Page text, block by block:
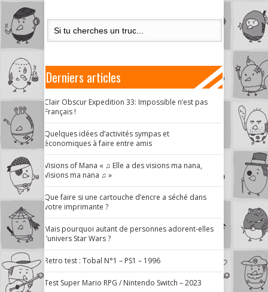
Derniers articles
Clair Obscur Expedition 33: Impossible n’est pas
Français !
Quelques idées d’activités sympas et
économiques à faire entre amis
Visions of Mana « ♫ Elle a des visions ma nana,
Visions ma nana ♫ »
Que faire si une cartouche d’encre a séché dans
votre imprimante ?
Mais pourquoi autant de personnes adorent-elles
l’univers Star Wars ?
Retro test : Tobal N°1 – PS1 – 1996
Test Super Mario RPG / Nintendo Switch – 2023